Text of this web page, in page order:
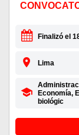
Finalizó el
Lima
Economía,
biológic